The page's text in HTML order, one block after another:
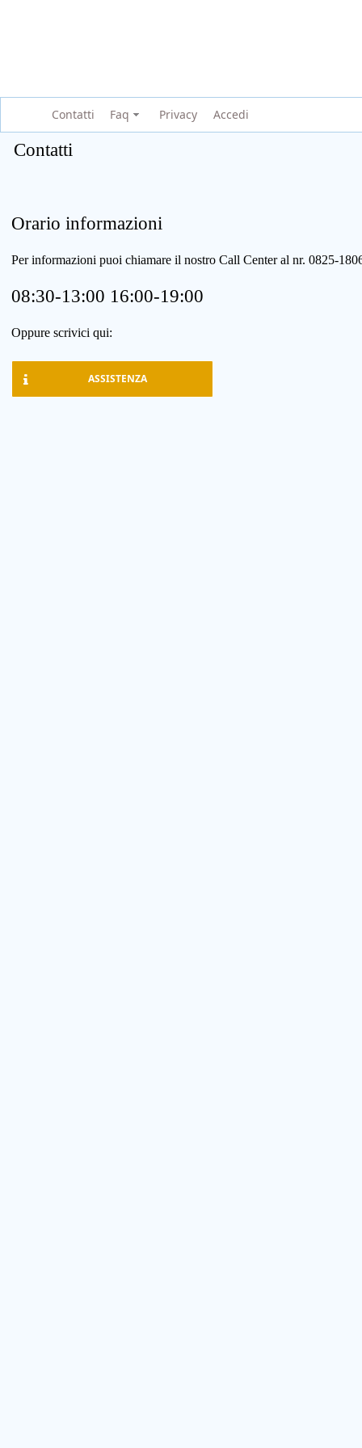
Contatti Faq Privacy Accedi
Contatti
Orario informazioni
Per informazioni puoi chiamare il nostro Call Center al nr. 0825-
08:30-13:00 16:00-19:00
Oppure scrivici qui:
ASSISTENZA